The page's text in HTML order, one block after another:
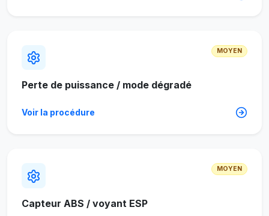
MOYEN
Perte de puissance / mode dégradé
Voir la procédure
MOYEN
Capteur ABS / voyant ESP